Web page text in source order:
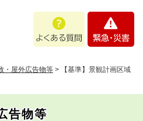
あ
問
・
・屋外広告物等 >
【基準】景観計画区域
告物等